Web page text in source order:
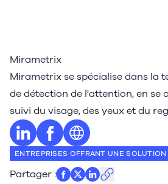
Mirametrix
Mirametrix se spécialise dans la
de détection de l'attention, en se
suivi du visage, des yeux et du
Profil LinkedIn
Profil Facebook
Site web
ENTREPRISES OFFRANT UNE
Partager :